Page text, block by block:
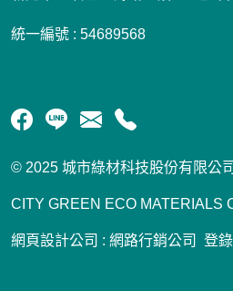
統一編號 : 54689568
© 2025 城市綠材科技股份有限公司
CITY GREEN ECO MATERIALS
網頁設計公司 : 網路行銷公司 登